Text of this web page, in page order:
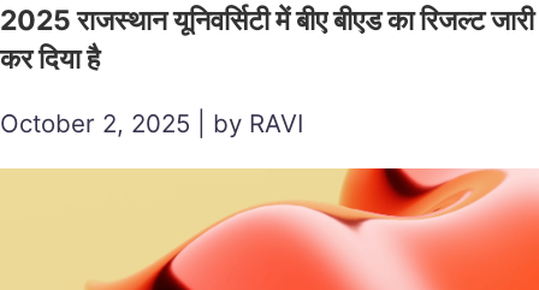
2025 राजस्थान यूनिवर्सिटी में बीए बीएड का रिजल्ट जारी
कर दिया है
October 2, 2025 | by RAVI